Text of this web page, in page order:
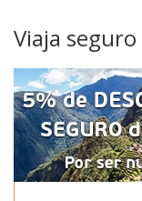
Viaja